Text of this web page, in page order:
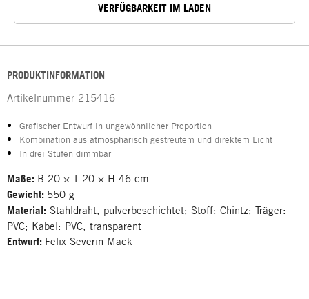
VERFÜGBARKEIT IM LADEN
PRODUKTINFORMATION
Artikelnummer 215416
Grafischer Entwurf in ungewöhnlicher Proportion
Kombination aus atmosphärisch gestreutem und direktem Licht
In drei Stufen dimmbar
Maße: B 20 × T 20 × H 46 cm
Gewicht: 550 g
Material: Stahldraht, pulverbeschichtet; Stoff: Chintz; Träger:
PVC; Kabel: PVC, transparent
Entwurf: Felix Severin Mack